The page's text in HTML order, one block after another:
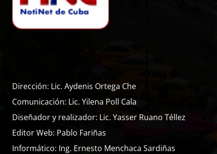
Dirección: Lic. Aydenis Ortega Che
Comunicación: Lic. Yilena Poll Cala
Diseñador y realizador: Lic. Yasser Ruano Téllez
Editor Web: Pablo Fariñas
Informático: Ing. Ernesto Menchaca Sardiñas